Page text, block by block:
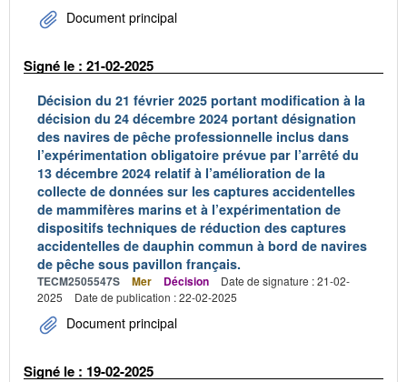
Document principal
Signé le : 21-02-2025
Décision du 21 février 2025 portant modification à la
décision du 24 décembre 2024 portant désignation
des navires de pêche professionnelle inclus dans
l’expérimentation obligatoire prévue par l’arrêté du
13 décembre 2024 relatif à l’amélioration de la
collecte de données sur les captures accidentelles
de mammifères marins et à l’expérimentation de
dispositifs techniques de réduction des captures
accidentelles de dauphin commun à bord de navires
de pêche sous pavillon français.
TECM2505547S Mer Décision
Date de signature : 21-02-
2025
Date de publication : 22-02-2025
Document principal
Signé le : 19-02-2025